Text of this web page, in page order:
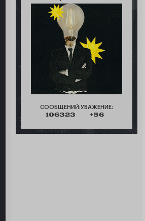
СООБЩЕНИЙ:
106323
УВАЖЕНИЕ:
+56